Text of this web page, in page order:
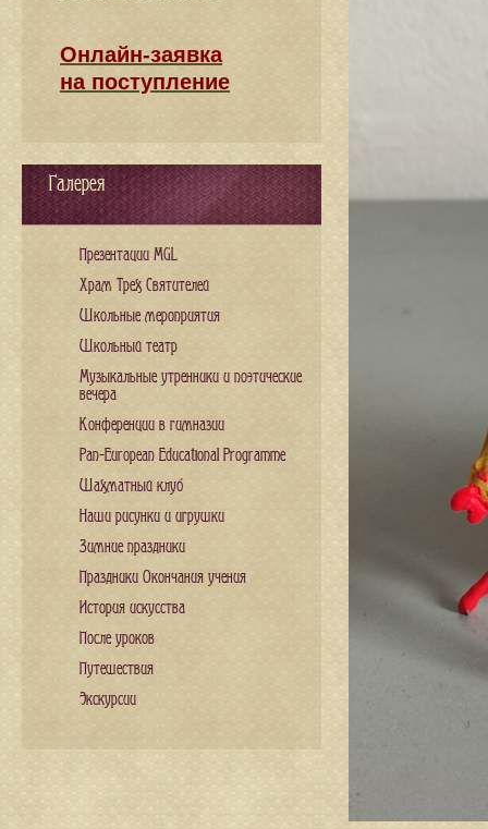
Онлайн-заявка
на поступление
Галерея
Презентации MGL
Храм Трех Святителей
Школьные мероприятия
Школьный театр
Музыкальные утренники и поэтические
вечера
Конференции в гимназии
Pan-European Educational Programme
Шахматный клуб
Наши рисунки и игрушки
Зимние праздники
Праздники Окончания учения
История искусства
После уроков
Путешествия
Экскурсии